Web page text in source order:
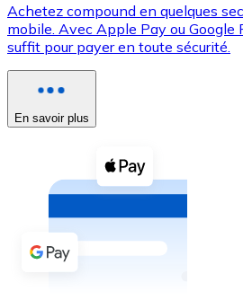
XRP
XRP
Voir toutes
Coupons crypto
Achetez des
Acheter avec espèces
Virement SEPA
Achetez compound en quelques
mobile. Avec Apple Pay ou Google
suffit pour payer en toute sécurité.
En savoir plus